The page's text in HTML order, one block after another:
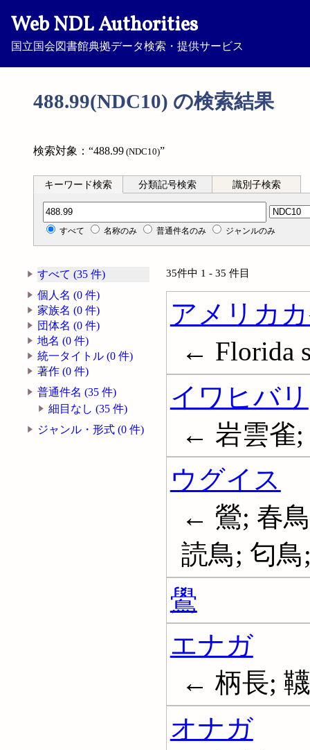
Web NDL Authorities
国立国会図書館典拠データ検索・提供サービス
488.99(NDC10) の検索結果
検索対象：“488.99 (NDC10)”
キーワード検索 分類記号検索 識別子検索
分類記号検索
すべて 名称のみ 普通件名のみ ジャンルのみ
すべて (35 件)
個人名 (0 件)
家族名 (0 件)
団体名 (0 件)
地名 (0 件)
統一タイトル (0 件)
著作 (0 件)
普通件名 (35 件)
細目なし (35 件)
ジャンル・形式 (0 件)
35件中 1 - 35 件目
アメリカ
← Florida
イワヒバリ
← 岩雲雀;
ウグイス
← 鶯; 春
読鳥; 匂
鷽
エナガ
← 柄長;
オナガ